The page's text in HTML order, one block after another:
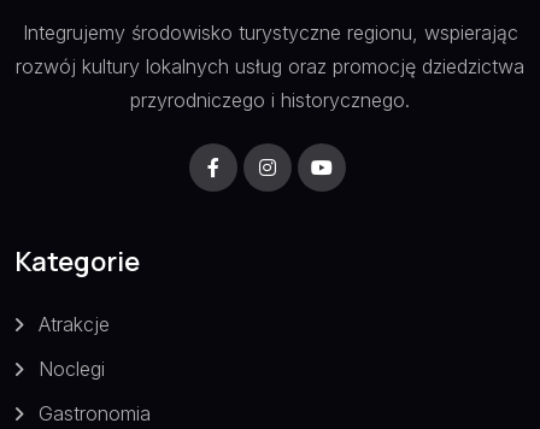
Integrujemy środowisko turystyczne regionu, wspierając
rozwój kultury lokalnych usług oraz promocję dziedzictwa
przyrodniczego i historycznego.
Kategorie
Atrakcje
Noclegi
Gastronomia